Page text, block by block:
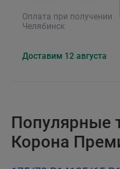
Оплата при получении
Челябинск
Доставим 12 августа
Популярные
Корона